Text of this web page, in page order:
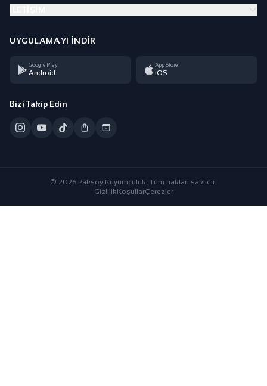
UYGULAMAYI İNDIR
Google Play
Android
App Store
iOS
Bizi Takip Edin
© 2026 Paksoy Kuyumculuk. Tüm hakları saklıdır.
GizlilikKoşullarÇerezler